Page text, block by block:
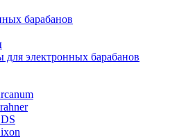
барабанов
электронных барабанов